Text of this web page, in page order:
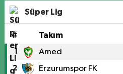
Süper Lig
# Takım
1 Amed
2 Erzurumspor FK